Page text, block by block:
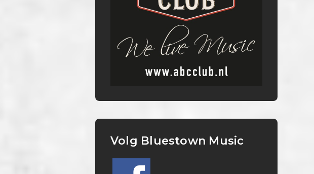
Volg Bluestown Music